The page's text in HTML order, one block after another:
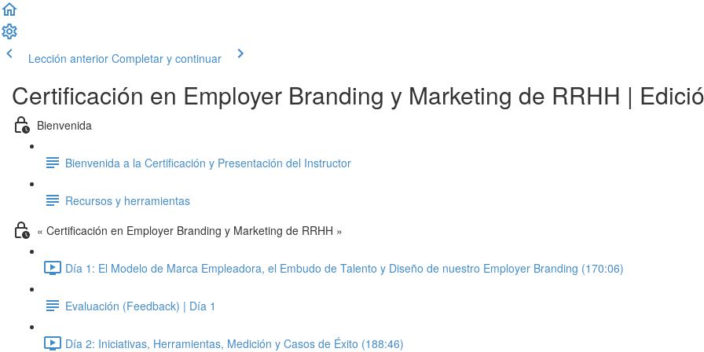
Lección anterior Completar y continuar
Certificación en Employer Branding y Marketing de RRHH |
Bienvenida
Bienvenida a la Certificación y Presentación del Instructor
Recursos y herramientas
« Certificación en Employer Branding y Marketing de RRHH »
Día 1: El Modelo de Marca Empleadora, el Embudo de Talento y Diseño de nuestro Employer Branding (170:06)
Evaluación (Feedback) | Día 1
Día 2: Iniciativas, Herramientas, Medición y Casos de Éxito (188:46)